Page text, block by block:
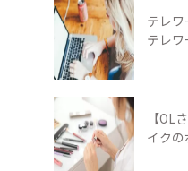
テレワ
テレワ
【OL
イクの